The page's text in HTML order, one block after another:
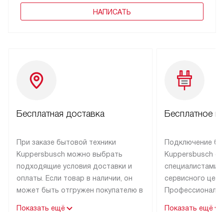
НАПИСАТЬ
Бесплатная доставка
При заказе бытовой техники
Kuppersbusch можно выбрать
подходящие условия доставки и
оплаты. Если товар в наличии, он
может быть отгружен покупателю в
Показать ещё
Бесплатное
Подключение
Kuppersbusch
специалистами
сервисного
Показать ещё